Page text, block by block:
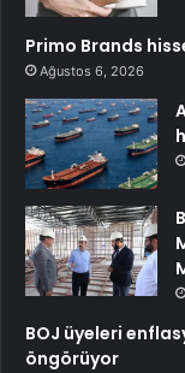
Primo Brands
Ağustos 6, 2026
BOJ üyeleri
öngörüyor